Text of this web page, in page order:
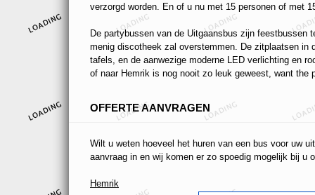
verzorgd worden. En of u nu met 15 personen of met
De partybussen van de Uitgaansbus zijn feestbussen
menig discotheek zal overstemmen. De zitplaatsen
tafels, en de aanwezige moderne LED verlichting en
of naar Hemrik is nog nooit zo leuk geweest, want the
OFFERTE AANVRAGEN
Wilt u weten hoeveel het huren van een bus voor uw
aanvraag in en wij komen er zo spoedig mogelijk bij u
Hemrik